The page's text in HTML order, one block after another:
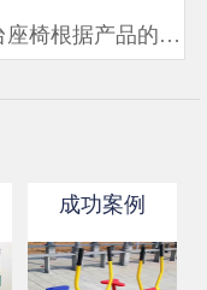
座椅根据产品的型
，大致分为以下几
可在此基础上简
；固定件坚固耐
注塑看台椅椅，
。伸缩看台与你...
成功案例